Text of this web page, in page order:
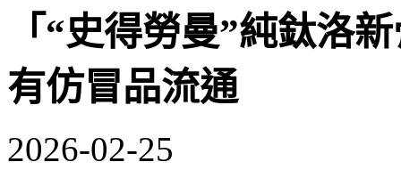
「“史得勞曼”純鈦洛
有仿冒品流通
2026-02-25